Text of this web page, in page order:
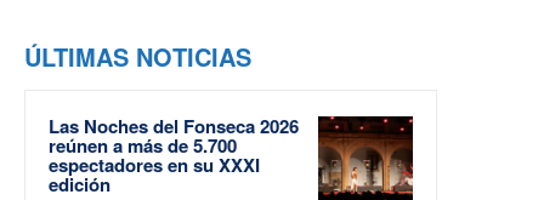
ÚLTIMAS NOTICIAS
Las Noches del Fonseca 2026
reúnen a más de 5.700
espectadores en su XXXI
edición